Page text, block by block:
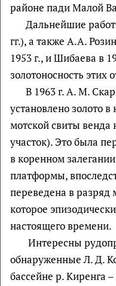
районе пади Малой
Дальнейшие
гг.), а также А.А.
1953 г., и Шибаева в
золотоносность этих
В 1963 г. А. М.
установлено золото
мотской свиты
участок). Это была
в коренном
платформы,
переведена в
которое
настоящего времени.
Интересны
обнаруженные Л. Д.
бассейне р. Киренга